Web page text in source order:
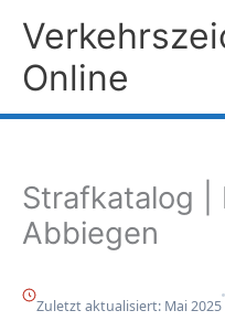
Inhalt
springen
Online
Strafkatalog |
Abbiegen
Zuletzt aktualisiert: Mai 2025